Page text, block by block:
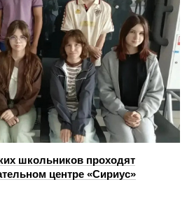
школьников проходят
центре «Сириус»